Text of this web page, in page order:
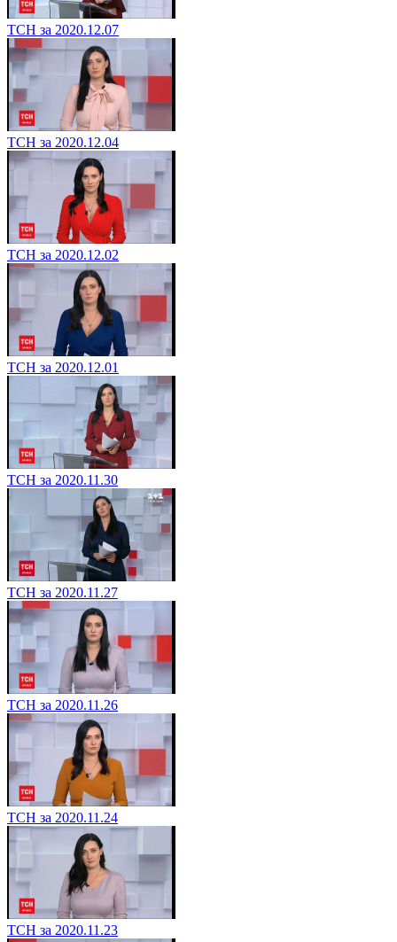
ТСН за 2020.12.07
ТСН за 2020.12.04
ТСН за 2020.12.02
ТСН за 2020.12.01
ТСН за 2020.11.30
ТСН за 2020.11.27
ТСН за 2020.11.26
ТСН за 2020.11.24
ТСН за 2020.11.23